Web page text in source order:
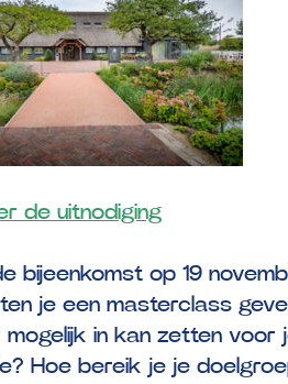
de uitnodiging
bijeenkomst op 19
je een masterclass
in kan zetten voor
Hoe bereik je je